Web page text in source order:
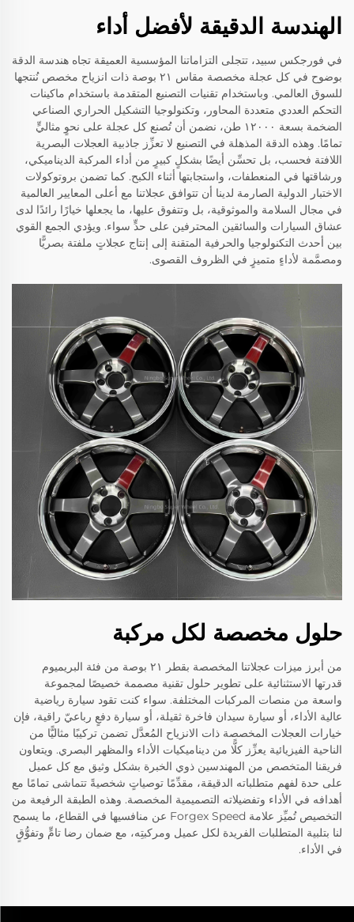
الهندسة الدقيقة لأفضل أداء
في فورجكس سبيد، تتجلى التزاماتنا المؤسسية العميقة تجاه هندسة الدقة
بوضوح في كل عجلة مخصصة مقاس ٢١ بوصة ذات انزياح مخصص نُنتجها
للسوق العالمي. وباستخدام تقنيات التصنيع المتقدمة باستخدام ماكينات
التحكم العددي متعددة المحاور، وتكنولوجيا التشكيل الحراري الصناعي
الضخمة بسعة ١٢٠٠٠ طن، نضمن أن تُصنع كل عجلة على نحوٍ مثاليٍّ
تمامًا. وهذه الدقة المذهلة في التصنيع لا تعزِّز جاذبية العجلات البصرية
اللافتة فحسب، بل تحسِّن أيضًا بشكلٍ كبيرٍ من أداء المركبة الديناميكي،
ورشاقتها في المنعطفات، واستجابتها أثناء الكبح. كما تضمن بروتوكولات
الاختبار الدولية الصارمة لدينا أن تتوافق عجلاتنا مع أعلى المعايير العالمية
في مجال السلامة والموثوقية، بل وتتفوق عليها، ما يجعلها خيارًا رائدًا لدى
عشاق السيارات والسائقين المحترفين على حدٍّ سواء. ويؤدي الجمع القوي
بين أحدث التكنولوجيا والحرفية المتقنة إلى إنتاج عجلاتٍ ملفتة بصريًّا
ومصمَّمة لأداءٍ متميزٍ في الظروف القصوى.
حلول مخصصة لكل مركبة
من أبرز ميزات عجلاتنا المخصصة بقطر ٢١ بوصة من فئة البريميوم
قدرتها الاستثنائية على تطوير حلول تقنية مصممة خصيصًا لمجموعة
واسعة من منصات المركبات المختلفة. سواء كنت تقود سيارة رياضية
عالية الأداء، أو سيارة سيدان فاخرة ثقيلة، أو سيارة دفعٍ رباعيّ راقية، فإن
خيارات العجلات المخصصة ذات الانزياح المُعدَّل تضمن تركيبًا مثاليًّا من
الناحية الفيزيائية يعزِّز كلًّا من ديناميكيات الأداء والمظهر البصري. ويتعاون
فريقنا المتخصص من المهندسين ذوي الخبرة بشكل وثيق مع كل عميل
على حدة لفهم متطلباته الدقيقة، مقدِّمًا توصياتٍ شخصيةً تتماشى تمامًا مع
أهدافه في الأداء وتفضيلاته التصميمية المخصصة. وهذه الطبقة الرفيعة من
التخصيص تُميِّز علامة Forgex Speed عن منافسيها في القطاع، ما يسمح
لنا بتلبية المتطلبات الفريدة لكل عميل ومركبتِه، مع ضمان رضا تامٍّ وتفوُّقٍ
في الأداء.